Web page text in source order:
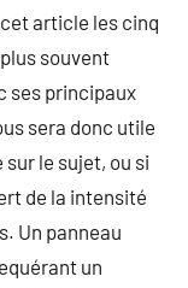
article les cinq
souvent
ses principaux
sera donc utile
le sujet, ou si
de la intensité
Un panneau
un